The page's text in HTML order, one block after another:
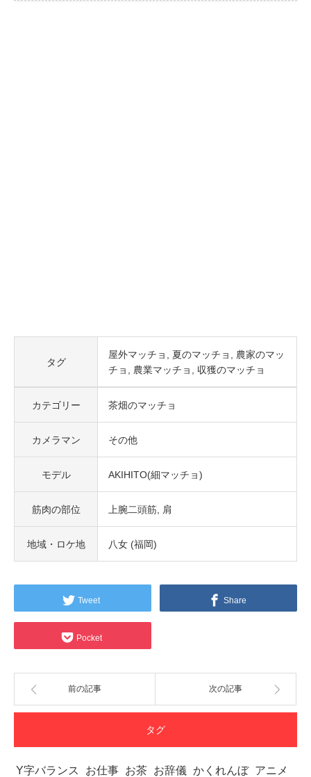
タグ
屋外マッチョ 夏のマッチョ
農家のマッ
チョ
農業マッチョ 収獲のマッチョ
カテゴリー 茶畑のマッチョ
カメラマン その他
モデル AKIHITO(細マッチョ)
筋肉の部位 上腕二頭筋 肩
地域・ロケ地 八女 (福岡)
Tweet Share
Pocket
前の記事 次の記事
タグ
Y字バランス お仕事 お茶 お辞儀 かくれんぼ アニメ